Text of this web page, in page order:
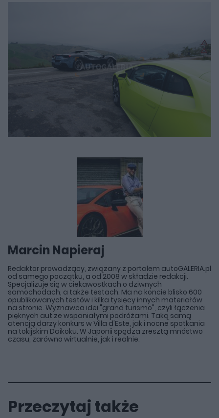
Marcin Napieraj
Redaktor prowadzący, związany z portalem autoGALERIA.pl
od samego początku, a od 2008 w składzie redakcji.
Specjalizuje się w ciekawostkach o dziwnych
samochodach, a także testach. Ma na koncie blisko 600
opublikowanych testów i kilka tysięcy innych materiałów
na stronie. Wyznawca idei "grand turismo", czyli łączenia
pięknych aut ze wspaniałymi podróżami. Taką samą
atencją darzy konkurs w Villa d'Este, jak i nocne spotkania
na tokijskim Daikoku. W Japonii spędza zresztą mnóstwo
czasu, zarówno wirtualnie, jak i realnie.
Przeczytaj także